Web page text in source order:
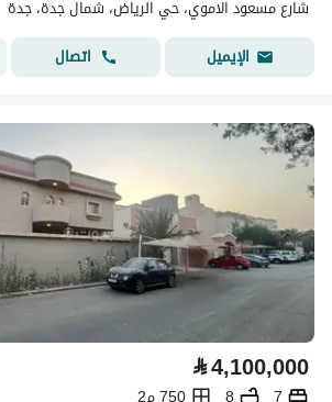
شارع مسعود الاموي، حي الرياض، شمال جدة، جدة
الإيميل
اتصال
⃁4,100,000